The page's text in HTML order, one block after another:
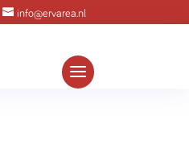
info@ervarea.nl